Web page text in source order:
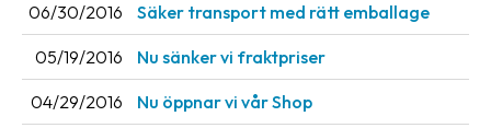
Downloads
Barcode
scanner
06/30/2016 Säker transport med rätt emballage
05/19/2016 Nu sänker vi fraktpriser
04/29/2016 Nu öppnar vi vår Shop